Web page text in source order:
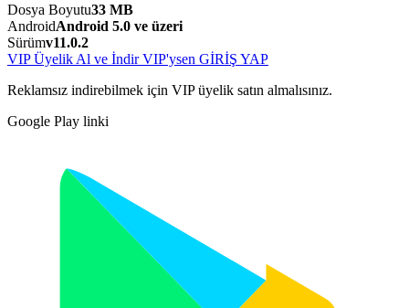
Dosya Boyutu33 MB
AndroidAndroid 5.0 ve üzeri
Sürümv11.0.2
VIP Üyelik Al ve İndir VIP'ysen GİRİŞ YAP
Reklamsız indirebilmek için VIP üyelik satın almalısınız.
Google Play linki